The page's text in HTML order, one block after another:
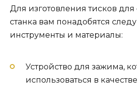
Для изготовления тисков
станка вам понадобятся
инструменты и материалы:
Устройство для зажима,
использоваться в